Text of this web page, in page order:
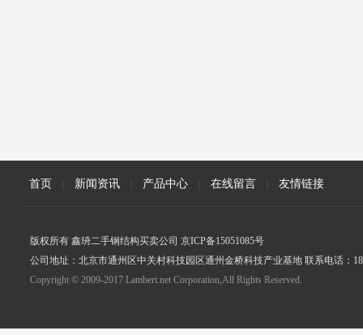
首页 新闻资讯 产品中心 在线留言 友情链接
版权所有 鑫珘二手钢结构买卖公司 京ICP备15051085号
公司地址：北京市通州区中关村科技园区通州金桥科技产业基地 联系电话：
Copyright © 2009-2017 Lambert.net Corporation,All Rights Reserved.